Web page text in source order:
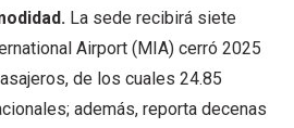
La sede recibirá siete
Airport (MIA) cerró 2025
de los cuales 24.85
además, reporta decenas